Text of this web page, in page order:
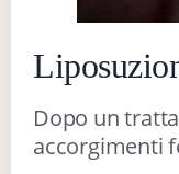
Dopo un
accorgimenti